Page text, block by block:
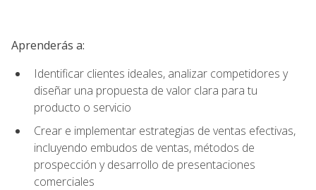
Aprenderás a:
Identificar clientes ideales, analizar competidores y
diseñar una propuesta de valor clara para tu
producto o servicio
Crear e implementar estrategias de ventas efectivas,
incluyendo embudos de ventas, métodos de
prospección y desarrollo de presentaciones
comerciales